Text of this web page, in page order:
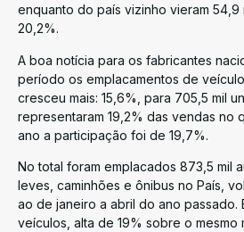
enquanto do país vizinho vieram
20,2%.
A boa notícia para os fabricantes
período os emplacamentos de
cresceu mais: 15,6%, para 705,5 mil
representaram 19,2% das vendas no
ano a participação foi de 19,7%.
No total foram emplacados 873,5 mil
leves, caminhões e ônibus no País,
ao de janeiro a abril do ano passado.
veículos, alta de 19% sobre o mesmo